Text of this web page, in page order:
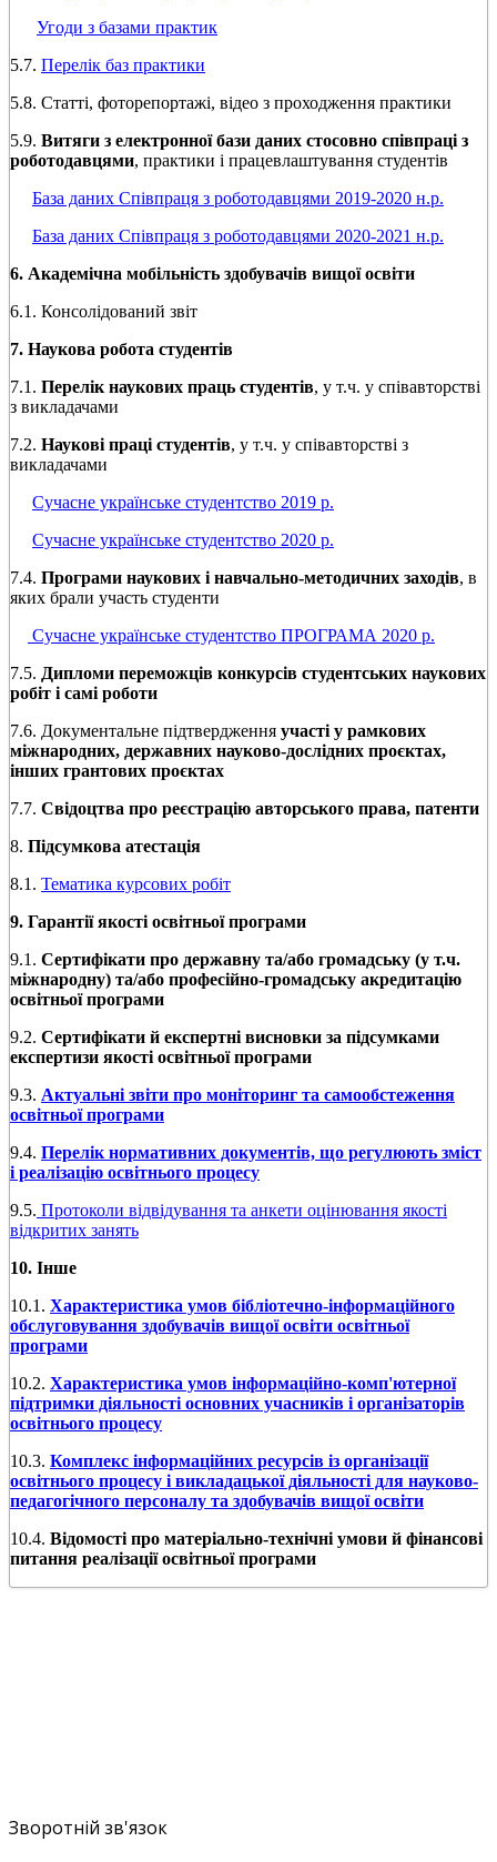
Угоди з базами практик
5.7. Перелік баз практики
5.8. Статті, фоторепортажі, відео з проходження практики
5.9. Витяги з електронної бази даних стосовно співпраці з
роботодавцями, практики і працевлаштування студентів
База даних Співпраця з роботодавцями 2019-2020 н.р.
База даних Співпраця з роботодавцями 2020-2021 н.р.
6. Академічна мобільність здобувачів вищої освіти
6.1. Консолідований звіт
7. Наукова робота студентів
7.1. Перелік наукових праць студентів, у т.ч. у співавторстві
з викладачами
7.2. Наукові праці студентів, у т.ч. у співавторстві з
викладачами
Сучасне українське студентство 2019 р.
Сучасне українське студентство 2020 р.
7.4. Програми наукових і навчально-методичних заходів, в
яких брали участь студенти
Сучасне українське студентство ПРОГРАМА 2020 р.
7.5. Дипломи переможців конкурсів студентських наукових
робіт і самі роботи
7.6. Документальне підтвердження участі у рамкових
міжнародних, державних науково-дослідних проєктах,
інших грантових проєктах
7.7. Свідоцтва про реєстрацію авторського права, патенти
8. Підсумкова атестація
8.1. Тематика курсових робіт
9. Гарантії якості освітньої програми
9.1. Сертифікати про державну та/або громадську (у т.ч.
міжнародну) та/або професійно-громадську акредитацію
освітньої програми
9.2. Сертифікати й експертні висновки за підсумками
експертизи якості освітньої програми
9.3. Актуальні звіти про моніторинг та самообстеження
освітньої програми
9.4. Перелік нормативних документів, що регулюють зміст
і реалізацію освітнього процесу
9.5. Протоколи відвідування та анкети оцінювання якості
відкритих занять
10. Інше
10.1. Характеристика умов бібліотечно-інформаційного
обслуговування здобувачів вищої освіти освітньої
програми
10.2. Характеристика умов інформаційно-комп'ютерної
підтримки діяльності основних учасників і організаторів
освітнього процесу
10.3. Комплекс інформаційних ресурсів із організації
освітнього процесу і викладацької діяльності для науково-
педагогічного персоналу та здобувачів вищої освіти
10.4. Відомості про матеріально-технічні умови й фінансові
питання реалізації освітньої програми
Зворотній зв'язок